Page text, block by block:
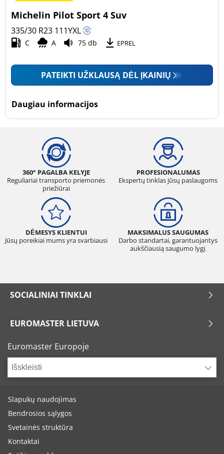
Michelin Pilot Sport 4 Suv
335/30 R23 111YXL
C A 75 db EPREL
PATEIKTI UŽKLAUSĄ DĖL ĮKAINIŲ
Daugiau informacijos
360° PAGALBA KELYJE
Reguliariai transporto priemonės
priežiūrai
PROFESIONALUMAS
Ekspertų tinklas jūsų paslaugoms
DĖMESYS KLIENTUI
Jūsų poreikiai mums yra svarbiausi
MAKSIMALUS SAUGUMAS
Darbo standartai, garantuojantys
aukščiausią saugumo lygį.
SOCIALINIAI TINKLAI
EUROMASTER LIETUVA
Euromaster Europoje
Išskleisti
Slapukų naudojimas
Bendrosios sąlygos
Svetainės struktūra
Kontaktai